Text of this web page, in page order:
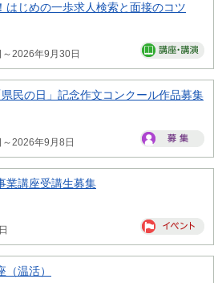
はじめの一歩求人検索と面接のコツ
2026年9月30日
民の日」記念作文コンクール作品募集
2026年9月8日
業講座受講生募集
（温活）